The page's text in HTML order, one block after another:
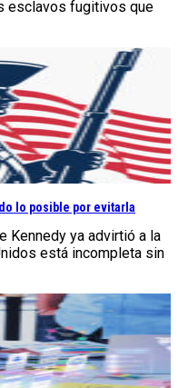
esclavos fugitivos que
lo posible por evitarla
Kennedy ya advirtió a la
está incompleta sin